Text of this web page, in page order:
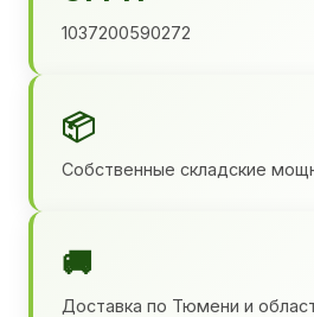
1037200590272
📦
Собственные складские
🚚
Доставка по Тюмени и